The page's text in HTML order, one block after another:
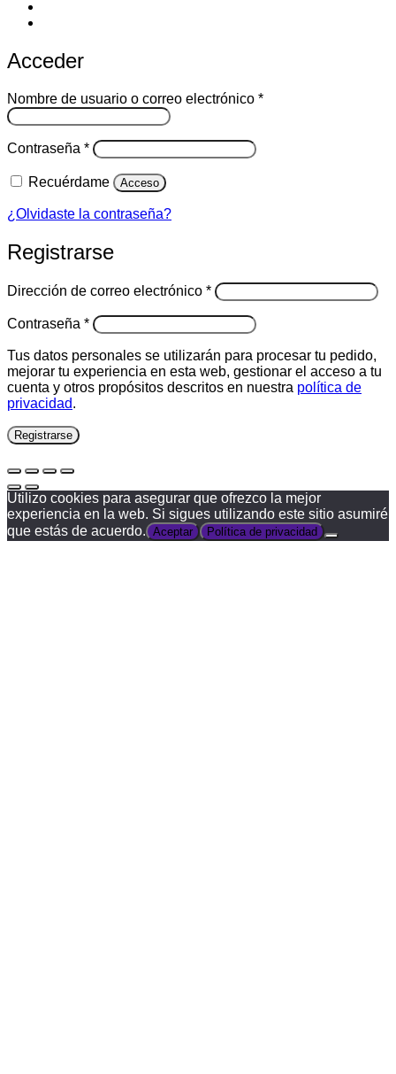
Acceder
Nombre de usuario o correo electrónico *Obligatorio
Contraseña *Obligatorio
Recuérdame Acceso
¿Olvidaste la contraseña?
Registrarse
Dirección de correo electrónico *Obligatorio
Contraseña *Obligatorio
Tus datos personales se utilizarán para procesar tu pedido,
mejorar tu experiencia en esta web, gestionar el acceso a tu
cuenta y otros propósitos descritos en nuestra política de
privacidad.
Registrarse
Utilizo cookies para asegurar que ofrezco la mejor
experiencia en la web. Si sigues utilizando este sitio asumiré
que estás de acuerdo. Aceptar Política de privacidad